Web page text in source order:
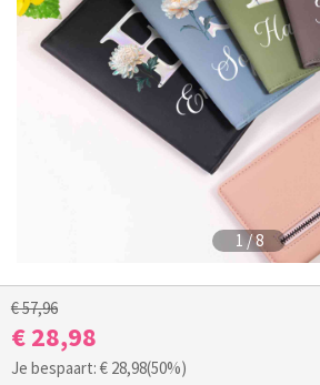
1 /8
€ 57,96
€ 28,98
Je bespaart: € 28,98(50%)